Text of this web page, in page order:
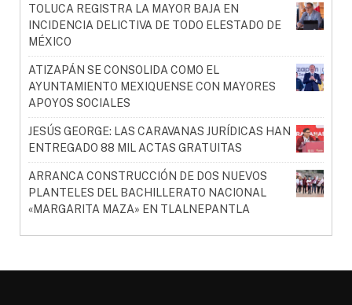
TOLUCA REGISTRA LA MAYOR BAJA EN
INCIDENCIA DELICTIVA DE TODO ELESTADO DE
MÉXICO
ATIZAPÁN SE CONSOLIDA COMO EL
AYUNTAMIENTO MEXIQUENSE CON MAYORES
APOYOS SOCIALES
JESÚS GEORGE: LAS CARAVANAS JURÍDICAS HAN
ENTREGADO 88 MIL ACTAS GRATUITAS
ARRANCA CONSTRUCCIÓN DE DOS NUEVOS
PLANTELES DEL BACHILLERATO NACIONAL
«MARGARITA MAZA» EN TLALNEPANTLA